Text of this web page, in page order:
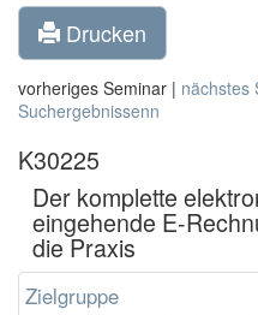
Drucken
vorheriges Seminar | nächstes
Suchergebnissenn
K30225
Der komplette
eingehende E-
die Praxis
Zielgruppe